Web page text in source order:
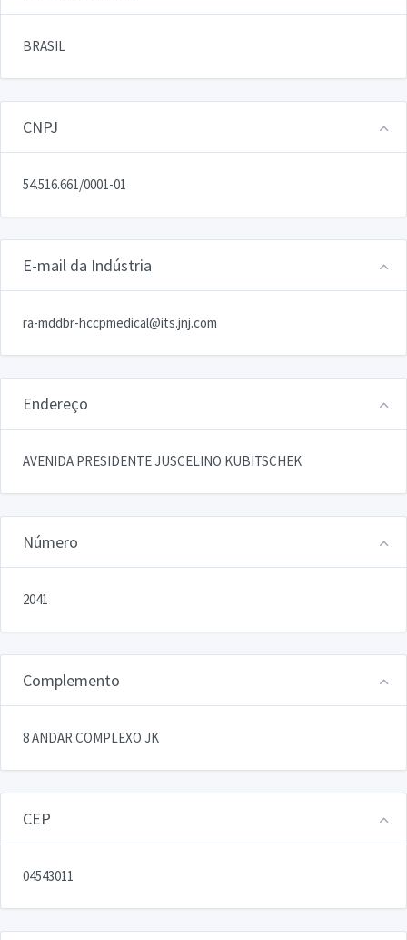
BRASIL
CNPJ
54.516.661/0001-01
E-mail da Indústria
ra-mddbr-hccpmedical@its.jnj.com
Endereço
AVENIDA PRESIDENTE JUSCELINO KUBITSCHEK
Número
2041
Complemento
8 ANDAR COMPLEXO JK
CEP
04543011